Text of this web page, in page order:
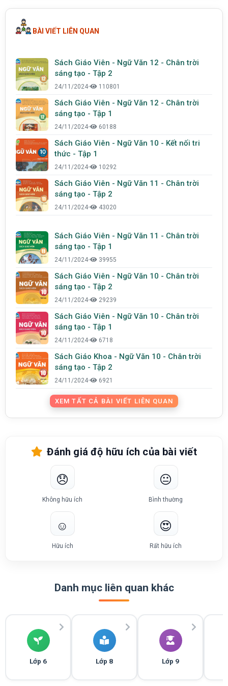
BÀI VIẾT LIÊN QUAN
Sách Giáo Viên - Ngữ Văn 12 - Chân trời
sáng tạo - Tập 2
24/11/2024• 110801
Sách Giáo Viên - Ngữ Văn 12 - Chân trời
sáng tạo - Tập 1
24/11/2024• 60188
Sách Giáo Viên - Ngữ Văn 10 - Kết nối tri
thức - Tập 1
24/11/2024• 10292
Sách Giáo Viên - Ngữ Văn 11 - Chân trời
sáng tạo - Tập 2
24/11/2024• 43020
Sách Giáo Viên - Ngữ Văn 11 - Chân trời
sáng tạo - Tập 1
24/11/2024• 39955
Sách Giáo Viên - Ngữ Văn 10 - Chân trời
sáng tạo - Tập 2
24/11/2024• 29239
Sách Giáo Viên - Ngữ Văn 10 - Chân trời
sáng tạo - Tập 1
24/11/2024• 6718
Sách Giáo Khoa - Ngữ Văn 10 - Chân trời
sáng tạo - Tập 2
24/11/2024• 6921
XEM TẤT CẢ BÀI VIẾT LIÊN QUAN
Đánh giá độ hữu ích của bài viết
😞
Không hữu ích
😐
Bình thường
☺️
Hữu ích
😍
Rất hữu ích
Danh mục liên quan khác
Lớp 6 Lớp 8 Lớp 9